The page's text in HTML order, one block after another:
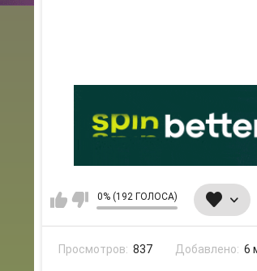
0% (192 ГОЛОСА)
Просмотров: 837 Добавлено: 6